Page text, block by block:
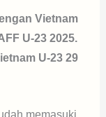
Vietnam
U-23 2025.
U-23 29